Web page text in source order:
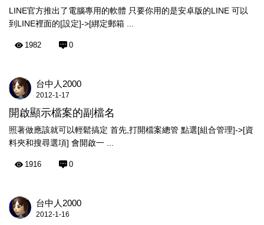
LINE官方推出了電腦專用的軟體 只要你用的是安卓版的LINE 可以
到LINE裡面的[設定]->[綁定郵箱 ...
1982 0
台中人2000
2012-1-17
開啟顯示檔案的副檔名
照著做應該就可以輕鬆搞定 首先,打開檔案總管 點選[組合管理]->[資
料夾和搜尋選項] 會開啟一 ...
1916 0
台中人2000
2012-1-16